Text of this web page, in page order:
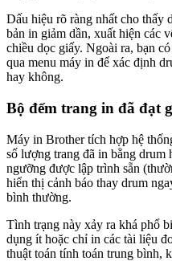
Dấu hiệu rõ ràng nhất cho thấy
bản in giảm dần, xuất hiện các
chiều dọc giấy. Ngoài ra, bạn
qua menu máy in để xác định
hay không.
Bộ đếm trang in đã đạt
Máy in Brother tích hợp hệ
số lượng trang đã in bằng drum
ngưỡng được lập trình sẵn
hiển thị cảnh báo thay drum
bình thường.
Tình trạng này xảy ra khá phổ
dụng ít hoặc chỉ in các tài liệu
thuật toán tính toán trung bình,